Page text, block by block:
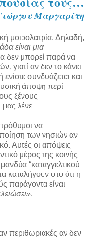
Μαργαρίτη
μοιρολατρία. Δηλαδή,
είναι μια
δεν μπορεί παρά να
, γιατί αν δεν το κάνει
συνδυάζεται και
άποψη περί
ξένους
λένε.
να
των νησιών αν
Αυτές οι απόψεις
μέρος της κοινής
“καταγγελτικού
καταλήγουν στο ότι η
παράγοντα είναι
.
περιθωριακές αν δεν